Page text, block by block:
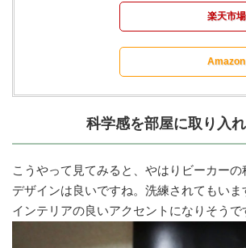
楽天市場
Amazon
科学感を部屋に取り入れ
こうやって見てみると、やはりビーカーの
デザインは良いですね。洗練されてもいま
インテリアの良いアクセントになりそうで